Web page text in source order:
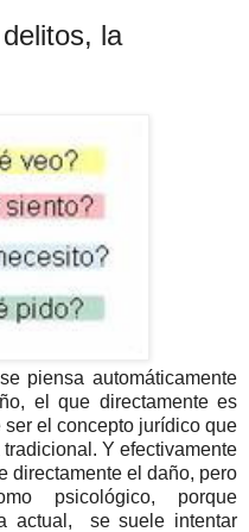
la
piensa automáticamente
el que directamente es
el concepto jurídico que
Y efectivamente
directamente el daño, pero
psicológico, porque
actual, se suele intentar